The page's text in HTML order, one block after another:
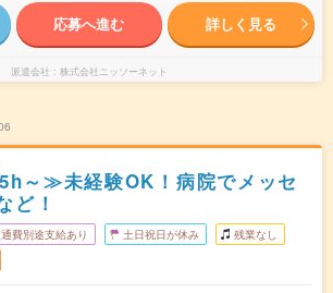
応募へ進む 詳しく見る
派遣会社 株式会社ニッソーネット
～≫未経験OK！病院でメッセ
ど！
費別途支給あり 土日祝日が休み 残業なし